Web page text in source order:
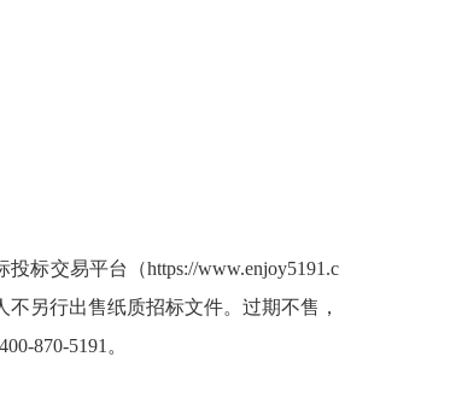
标交易平台（https://www.enjoy5191.c
另行出售纸质招标文件。过期不售，
400-870-5191 。